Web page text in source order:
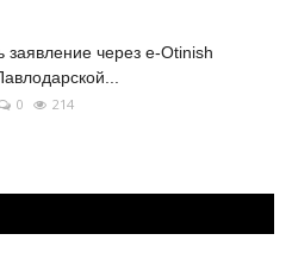
заявление через e-Otinish
0 214